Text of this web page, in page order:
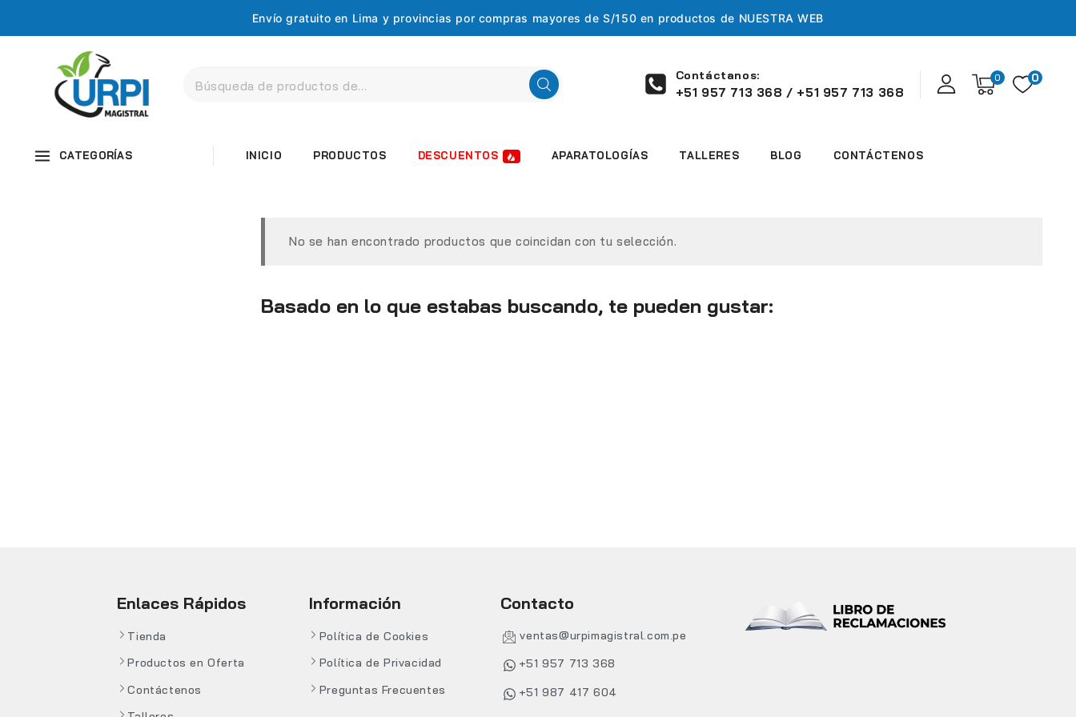
Envío gratuito en Lima y provincias por compras mayores de S/150 en productos de NUESTRA WEB
Contáctanos:
+51 957 713 368 / +51 957 713 368
0 0
CATEGORÍAS INICIO PRODUCTOS DESCUENTOS APARATOLOGÍAS TALLERES BLOG CONTÁCTENOS
No se han encontrado productos que coincidan con tu selección.
Basado en lo que estabas buscando, te pueden gustar:
Enlaces Rápidos
Tienda
Productos en Oferta
Contáctenos
Información
Política de Cookies
Política de Privacidad
Preguntas Frecuentes
Contacto
ventas@urpimagistral.com.pe
+51 957 713 368
+51 987 417 604